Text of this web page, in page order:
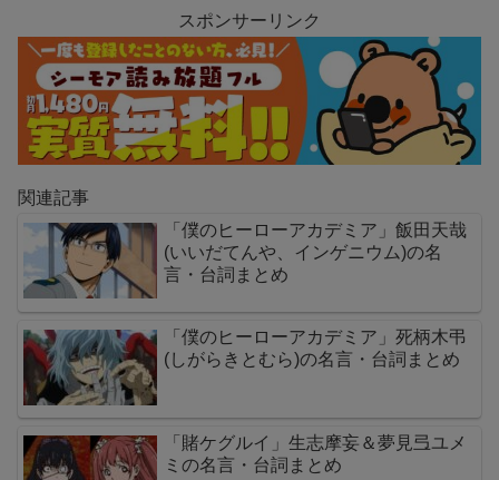
スポンサーリンク
関連記事
「僕のヒーローアカデミア」飯田天哉
(いいだてんや、インゲニウム)の名
言・台詞まとめ
「僕のヒーローアカデミア」死柄木弔
(しがらきとむら)の名言・台詞まとめ
「賭ケグルイ」生志摩妄＆夢見弖ユメ
ミの名言・台詞まとめ